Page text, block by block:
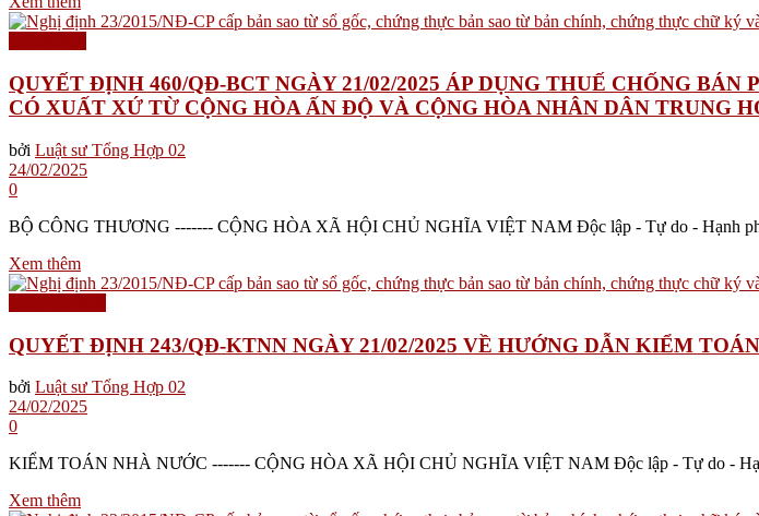
QUYẾT ĐỊNH 460/QĐ-BCT NGÀY 21/02/2025 ÁP DỤNG THUẾ CHỐNG
CÓ XUẤT XỨ TỪ CỘNG HÒA ẤN ĐỘ VÀ CỘNG HÒA NHÂN DÂN TRUNG
bởi Luật sư Tổng Hợp 02
24/02/2025
0
BỘ CÔNG THƯƠNG ------- CỘNG HÒA XÃ HỘI CHỦ NGHĨA VIỆT NAM Độc lập - Tự do - Hạnh
Xem thêm
QUYẾT ĐỊNH 243/QĐ-KTNN NGÀY 21/02/2025 VỀ HƯỚNG DẪN KIỂM
bởi Luật sư Tổng Hợp 02
24/02/2025
0
KIỂM TOÁN NHÀ NƯỚC ------- CỘNG HÒA XÃ HỘI CHỦ NGHĨA VIỆT NAM Độc lập - Tự do -
Xem thêm